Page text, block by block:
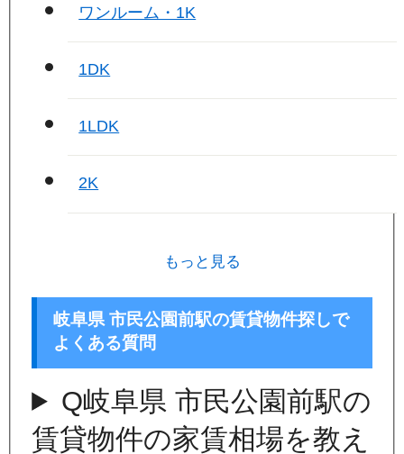
ワンルーム・1K
1DK
1LDK
2K
もっと見る
岐阜県 市民公園前駅の賃貸物件探しで
よくある質問
Q岐阜県 市民公園前駅の
賃貸物件の家賃相場を教え